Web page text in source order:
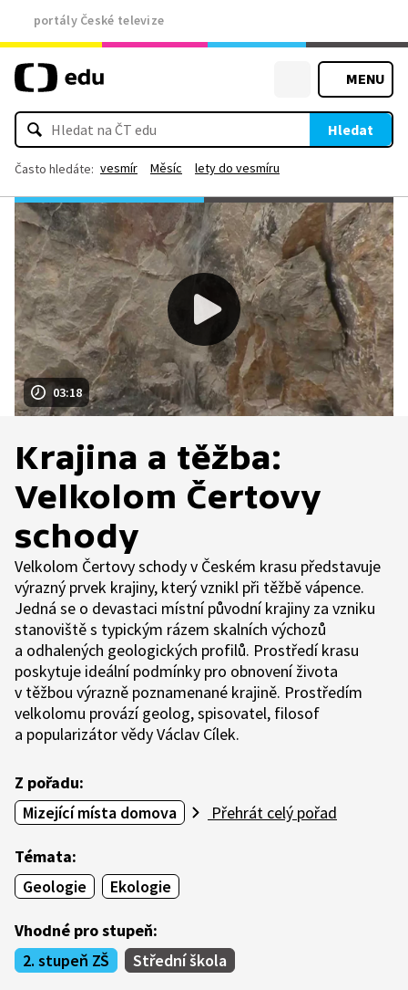
portály České televize
MENU
Hledat
Často hledáte: vesmír Měsíc lety do vesmíru
03:18
Krajina a těžba:
Velkolom Čertovy
schody
Velkolom Čertovy schody v Českém krasu představuje
výrazný prvek krajiny, který vznikl při těžbě vápence.
Jedná se o devastaci místní původní krajiny za vzniku
stanoviště s typickým rázem skalních výchozů
a odhalených geologických profilů. Prostředí krasu
poskytuje ideální podmínky pro obnovení života
v těžbou výrazně poznamenané krajině. Prostředím
velkolomu provází geolog, spisovatel, filosof
a popularizátor vědy Václav Cílek.
Z pořadu:
Mizející místa domova
Přehrát celý pořad
Témata:
Geologie
Ekologie
Vhodné pro stupeň:
2. stupeň ZŠ
Střední škola